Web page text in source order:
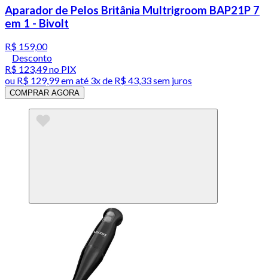
Aparador de Pelos Britânia Multrigroom BAP21P 7
em 1 - Bivolt
R$ 159,00
Desconto
R$ 123,49no PIX
ou R$ 129,99em até 3x de R$ 43,33 sem juros
COMPRAR AGORA